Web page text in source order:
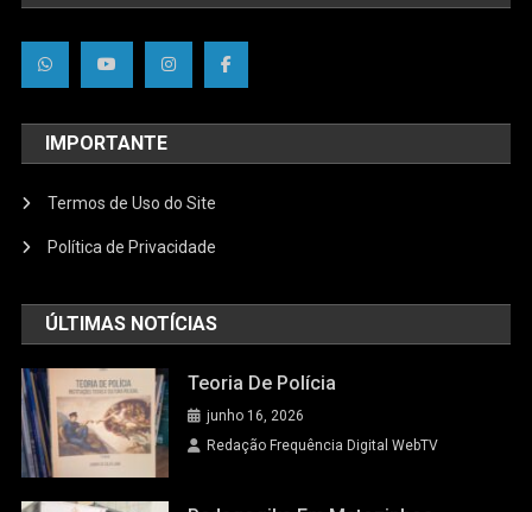
IMPORTANTE
Termos de Uso do Site
Política de Privacidade
ÚLTIMAS NOTÍCIAS
Teoria De Polícia
junho 16, 2026
Redação Frequência Digital WebTV